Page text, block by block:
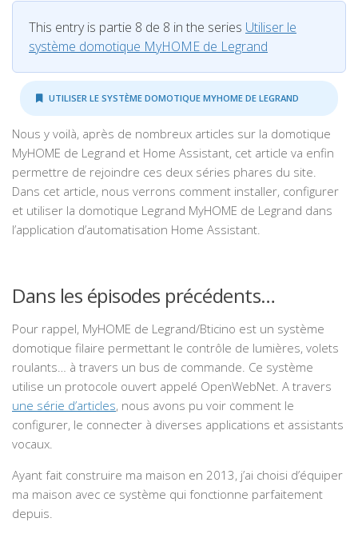
This entry is partie 8 de 8 in the series Utiliser le
système domotique MyHOME de Legrand
UTILISER LE SYSTÈME DOMOTIQUE MYHOME DE LEGRAND
Nous y voilà, après de nombreux articles sur la domotique
MyHOME de Legrand et Home Assistant, cet article va enfin
permettre de rejoindre ces deux séries phares du site.
Dans cet article, nous verrons comment installer, configurer
et utiliser la domotique Legrand MyHOME de Legrand dans
l’application d’automatisation Home Assistant.
Dans les épisodes précédents…
Pour rappel, MyHOME de Legrand/Bticino est un système
domotique filaire permettant le contrôle de lumières, volets
roulants… à travers un bus de commande. Ce système
utilise un protocole ouvert appelé OpenWebNet. A travers
une série d’articles, nous avons pu voir comment le
configurer, le connecter à diverses applications et assistants
vocaux.
Ayant fait construire ma maison en 2013, j’ai choisi d’équiper
ma maison avec ce système qui fonctionne parfaitement
depuis.